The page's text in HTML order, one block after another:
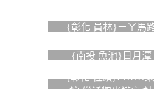
{彰化 員林}ㄧㄚ馬
{南投 魚池}日月潭
{彰化 社頭}LOHO
館-樂活觀光襪廠(